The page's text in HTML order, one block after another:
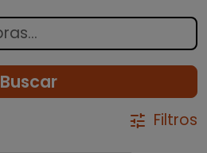
Buscar
tune Filtros